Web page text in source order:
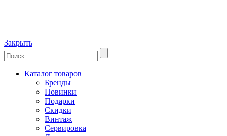
Закрыть
Каталог товаров
Бренды
Новинки
Подарки
Скидки
Винтаж
Сервировка